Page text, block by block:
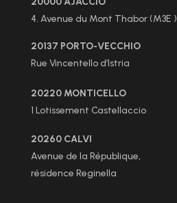
4. Avenue du Mont Thabor (M3E )
20137 PORTO-VECCHIO
Rue Vincentello d’Istria
20220 MONTICELLO
1 Lotissement Castellaccio
20260 CALVI
Avenue de la République,
résidence Reginella